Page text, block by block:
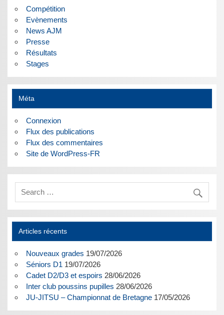
Compétition
Evènements
News AJM
Presse
Résultats
Stages
Méta
Connexion
Flux des publications
Flux des commentaires
Site de WordPress-FR
Articles récents
Nouveaux grades 19/07/2026
Séniors D1 19/07/2026
Cadet D2/D3 et espoirs 28/06/2026
Inter club poussins pupilles 28/06/2026
JU-JITSU – Championnat de Bretagne 17/05/2026